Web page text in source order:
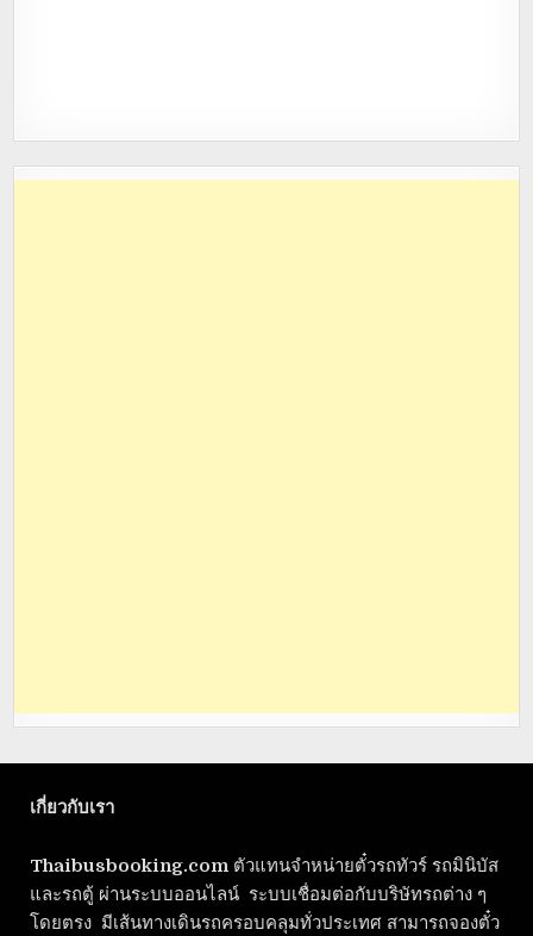
เกี่ยวกับเรา
Thaibusbooking.com ตัวแทนจำหน่ายตั๋วรถทัวร์ รถมินิบัส
และรถตู้ ผ่านระบบออนไลน์ ระบบเชื่อมต่อกับบริษัทรถต่าง ๆ
โดยตรง มีเส้นทางเดินรถครอบคลุมทั่วประเทศ สามารถจองตั๋ว